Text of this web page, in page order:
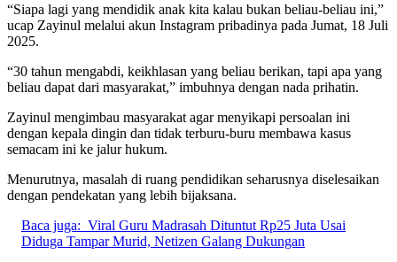
“Siapa lagi yang mendidik anak kita kalau bukan beliau-beliau ini,”
ucap Zayinul melalui akun Instagram pribadinya pada Jumat, 18 Juli
2025.
“30 tahun mengabdi, keikhlasan yang beliau berikan, tapi apa yang
beliau dapat dari masyarakat,” imbuhnya dengan nada prihatin.
Zayinul mengimbau masyarakat agar menyikapi persoalan ini
dengan kepala dingin dan tidak terburu-buru membawa kasus
semacam ini ke jalur hukum.
Menurutnya, masalah di ruang pendidikan seharusnya diselesaikan
dengan pendekatan yang lebih bijaksana.
Baca juga: Viral Guru Madrasah Dituntut Rp25 Juta Usai
Diduga Tampar Murid, Netizen Galang Dukungan